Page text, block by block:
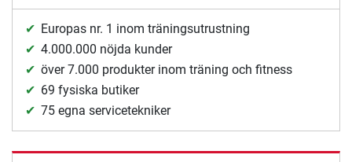
Europas nr. 1 inom träningsutrustning
4.000.000 nöjda kunder
över 7.000 produkter inom träning och fitness
69 fysiska butiker
75 egna servicetekniker